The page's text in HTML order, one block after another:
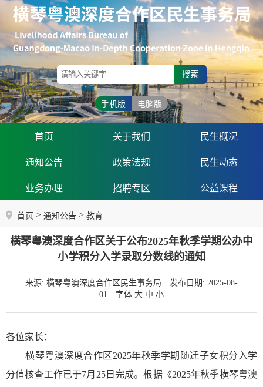
搜索
手机版 电脑版
首页 关于我们 民生概况
通知公告 政策法规 民生动态
业务办理 招聘专区 公益课程
首页 > 通知公告 > 教育
横琴粤澳深度合作区关于公布2025年秋季学期公办中
小学积分入学录取分数线的通知
来源: 横琴粤澳深度合作区民生事务局
发布日期: 2025-08-
01
字体 大 中 小
各位家长：
横琴粤澳深度合作区2025年秋季学期随迁子女积分入学
分值核查工作已于7月25日完成。根据《2025年秋季横琴粤澳